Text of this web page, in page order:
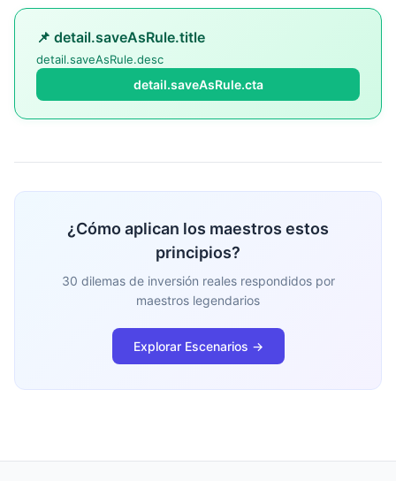
📌 detail.saveAsRule.title
detail.saveAsRule.desc
detail.saveAsRule.cta
¿Cómo aplican los maestros estos
principios?
30 dilemas de inversión reales respondidos por
maestros legendarios
Explorar Escenarios →